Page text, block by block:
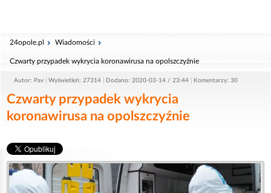
24opole.pl Wiadomości
Czwarty przypadek wykrycia koronawirusa na opolszczyźnie
Autor: Pav Wyświetleń: 27314 Dodano: 2020-03-14 / 23:44 Komentarzy: 30
Czwarty przypadek wykrycia
koronawirusa na opolszczyźnie